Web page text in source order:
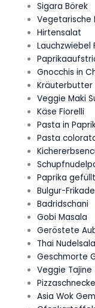
Sigara Börek
Vegetarische
Hirtensalat
Lauchzwiebel
Gnocchis in
Kräuterbutter
Veggie Maki
Käse Fiorelli
Pasta in
Pasta
Paprika
Bulgur-
Badridschani
Gobi Masala
Geröstete
Thai
Geschmorte
Veggie Tajine
Asia Wok